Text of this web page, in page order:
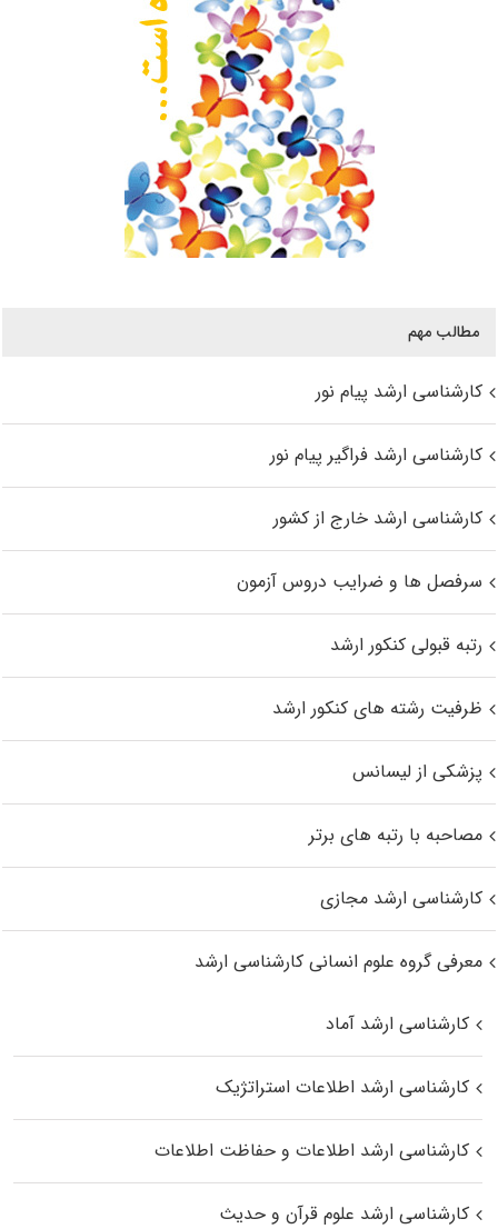
مطالب مهم
کارشناسی ارشد پیام نور
کارشناسی ارشد فراگیر پیام نور
کارشناسی ارشد خارج از کشور
سرفصل ها و ضرایب دروس آزمون
رتبه قبولی کنکور ارشد
ظرفیت رشته های کنکور ارشد
پزشکی از لیسانس
مصاحبه با رتبه های برتر
کارشناسی ارشد مجازی
معرفی گروه علوم انسانی کارشناسی ارشد
کارشناسی ارشد آماد
کارشناسی ارشد اطلاعات استراتژیک
کارشناسی ارشد اطلاعات و حفاظت اطلاعات
کارشناسی ارشد علوم قرآن و حدیث